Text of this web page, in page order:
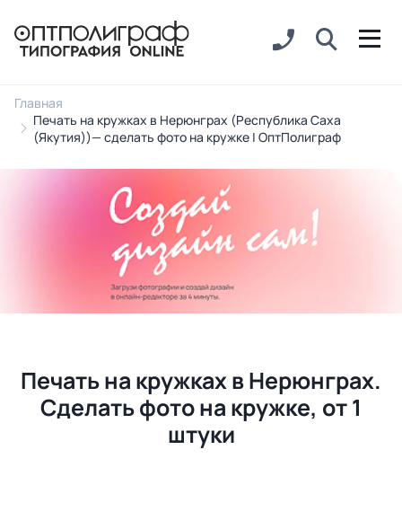
Главная
Печать на кружках в Нерюнграх (Республика Саха
(Якутия))— сделать фото на кружке | ОптПолиграф
Печать на кружках в Нерюнграх.
Сделать фото на кружке, от 1
штуки